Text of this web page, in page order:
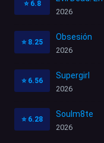
⭐ 6.8
2026
⭐ 8.25
Obsesión
2026
⭐ 6.56
Supergirl
2026
⭐ 6.28
Soulm8te
2026